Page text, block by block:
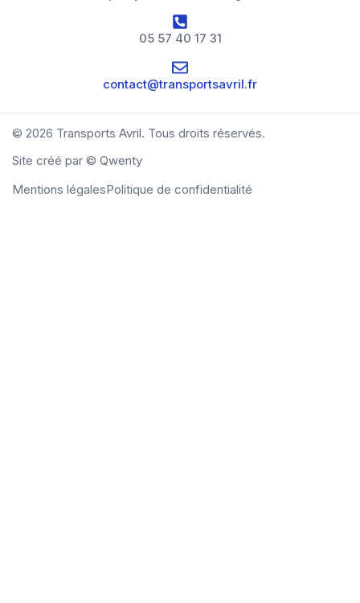
05 57 40 17 31
contact@transportsavril.fr
© 2026 Transports Avril. Tous droits réservés.
Site créé par © Qwenty
Mentions légalesPolitique de confidentialité